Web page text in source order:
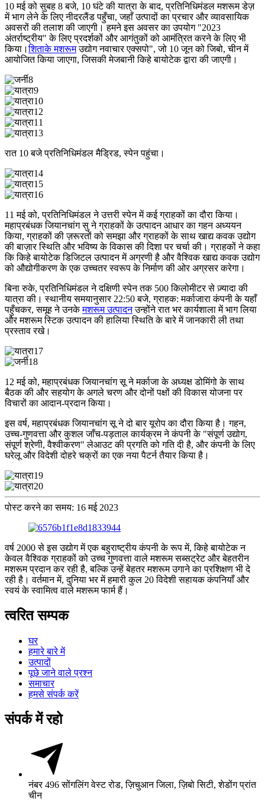
10 मई को सुबह 8 बजे, 10 घंटे की यात्रा के बाद, प्रतिनिधिमंडल मशरूम डेज़
में भाग लेने के लिए नीदरलैंड पहुँचा, जहाँ उत्पादों का प्रचार और व्यावसायिक
अवसरों की तलाश की जाएगी। हमने इस अवसर का उपयोग "2023
अंतर्राष्ट्रीय" के लिए प्रदर्शकों और आगंतुकों को आमंत्रित करने के लिए भी
किया।शिताके मशरूमउद्योग नवाचार एक्सपो", जो 10 जून को जिबो, चीन में
आयोजित किया जाएगा, जिसकी मेजबानी किहे बायोटेक द्वारा की जाएगी।
रात 10 बजे प्रतिनिधिमंडल मैड्रिड, स्पेन पहुंचा।
11 मई को, प्रतिनिधिमंडल ने उत्तरी स्पेन में कई ग्राहकों का दौरा किया।
महाप्रबंधक जियानचांग सु ने ग्राहकों के उत्पादन आधार का गहन अध्ययन
किया, ग्राहकों की ज़रूरतों को समझा और ग्राहकों के साथ खाद्य कवक उद्योग
की बाज़ार स्थिति और भविष्य के विकास की दिशा पर चर्चा की। ग्राहकों ने कहा
कि किहे बायोटेक डिजिटल उत्पादन में अग्रणी है और वैश्विक खाद्य कवक उद्योग
को औद्योगीकरण के एक उच्चतर स्वरूप के निर्माण की ओर अग्रसर करेगा।
बिना रुके, प्रतिनिधिमंडल ने दक्षिणी स्पेन तक 500 किलोमीटर से ज़्यादा की
यात्रा की। स्थानीय समयानुसार 22:50 बजे, ग्राहक: मर्काजारा कंपनी के यहाँ
पहुँचकर, समूह ने उनकेमशरूम उत्पादनउन्होंने रात भर कार्यशाला में भाग लिया
और मशरूम स्टिक उत्पादन की हालिया स्थिति के बारे में जानकारी ली तथा
प्रस्ताव रखे।
12 मई को, महाप्रबंधक जियानचांग सू ने मर्काजा के अध्यक्ष डोमिंगो के साथ
बैठक की और सहयोग के अगले चरण और दोनों पक्षों की विकास योजना पर
विचारों का आदान-प्रदान किया।
इस वर्ष, महाप्रबंधक जियानचांग सू ने दो बार यूरोप का दौरा किया है। गहन,
उच्च-गुणवत्ता और कुशल जाँच-पड़ताल कार्यक्रम ने कंपनी के "संपूर्ण उद्योग,
संपूर्ण श्रेणी, वैश्वीकरण" लेआउट की प्रगति को गति दी है, और कंपनी के लिए
घरेलू और विदेशी दोहरे चक्रों का एक नया पैटर्न तैयार किया है।
पोस्ट करने का समय: 16 मई 2023
वर्ष 2000 से इस उद्योग में एक बहुराष्ट्रीय कंपनी के रूप में, किहे बायोटेक न
केवल वैश्विक ग्राहकों को उच्च गुणवत्ता वाले मशरूम सब्सट्रेट और बेहतरीन
मशरूम प्रदान कर रही है, बल्कि उन्हें बेहतर मशरूम उगाने का प्रशिक्षण भी दे
रही है। वर्तमान में, दुनिया भर में हमारी कुल 20 विदेशी सहायक कंपनियाँ और
स्वयं के स्वामित्व वाले मशरूम फार्म हैं।
त्वरित सम्पक
घर
हमारे बारे में
उत्पादों
पूछे जाने वाले प्रश्न
समाचार
हमसे संपर्क करें
संपर्क में रहो
नंबर 496 सोंगलिंग वेस्ट रोड, ज़िचुआन जिला, ज़िबो सिटी, शेडोंग प्रांत
चीन